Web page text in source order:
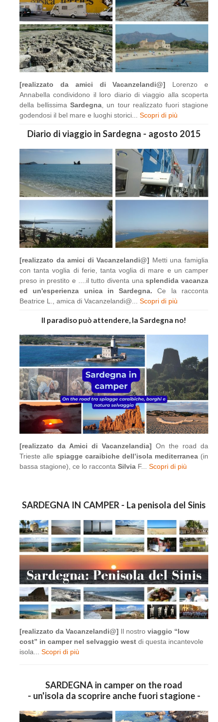
[realizzato da amici di Vacanzelandi@] Lorenzo e
Annabella condividono il loro diario di viaggio alla scoperta
della bellissimaSardegna , un tour realizzato fuori stagione
godendosi il bel mare e luoghi storici... Scopri di più
Diario di viaggio in Sardegna - agosto 2015
[realizzato da amici di Vacanzelandi@] Metti una famiglia
con tanta voglia di ferie, tanta voglia di mare e un camper
preso in prestito e ....il tutto diventa unasplendida vacanza
ed un'esperienza unica in Sardegna. Ce la racconta
Beatrice L., amica di Vacanzelandi@... Scopri di più
Il paradiso può attendere, la Sardegna no!
[realizzato da Amici di Vacanzelandia] On the road da
Trieste alle spiagge caraibiche dell’isola mediterranea (in
bassa stagione), ce lo racconta Silvia F... Scopri di più
SARDEGNA IN CAMPER - La penisola del Sinis
[realizzato da Vacanzelandi@] Il nostro viaggio “low
cost” in camper nel selvaggio west di questa incantevole
isola... Scopri di più
SARDEGNA in camper on the road
- un'isola da scoprire anche fuori stagione -